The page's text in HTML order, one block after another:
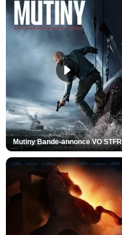
Mutiny Bande-annonce VO STFR